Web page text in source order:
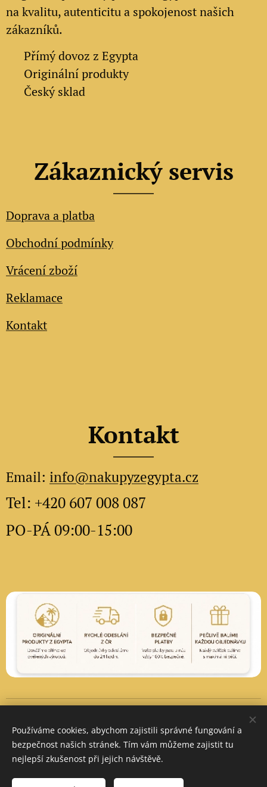
na kvalitu, autenticitu a spokojenost našich
zákazníků.
Přímý dovoz z Egypta
Originální produkty
✔ Český sklad
Zákaznický servis
Doprava a platba
Obchodní podmínky
Vrácení zboží
Reklamace
Kontakt
Kontakt
Email: info@nakupyzegypta.cz
Tel: +420 607 008 087
PO-PÁ 09:00-15:00
Měna
CZK Kč
EUR € PLN zł
Používáme cookies, abychom zajistili správné fungování a
bezpečnost našich stránek. Tím vám můžeme zajistit tu
nejlepší zkušenost při jejich návštěvě.